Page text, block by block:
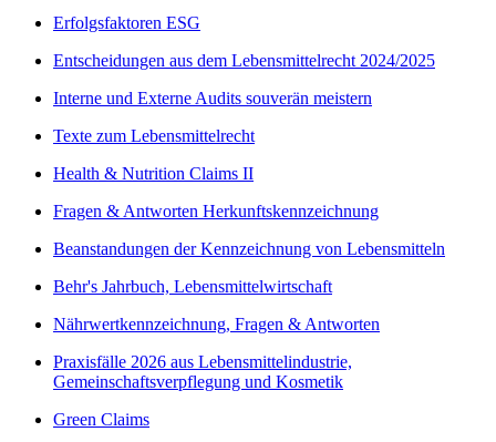
Erfolgsfaktoren ESG
Entscheidungen aus dem Lebensmittelrecht 2024/2025
Interne und Externe Audits souverän meistern
Texte zum Lebensmittelrecht
Health & Nutrition Claims II
Fragen & Antworten Herkunftskennzeichnung
Beanstandungen der Kennzeichnung von Lebensmitteln
Behr's Jahrbuch, Lebensmittelwirtschaft
Nährwertkennzeichnung, Fragen & Antworten
Praxisfälle 2026 aus Lebensmittelindustrie,
Gemeinschaftsverpflegung und Kosmetik
Green Claims